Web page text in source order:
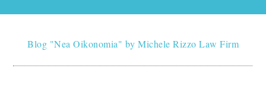
Blog "Nea Oikonomia" by Michele Rizzo Law Firm